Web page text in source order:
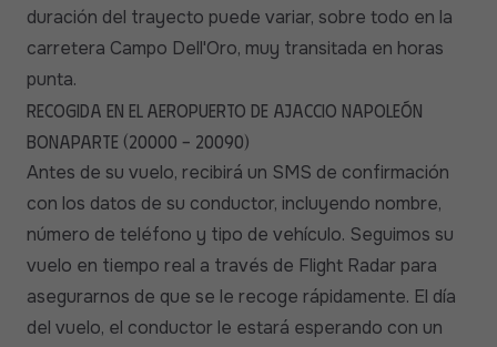
duración del trayecto puede variar, sobre todo en la
carretera Campo Dell'Oro, muy transitada en horas
punta.
Recogida en el aeropuerto de Ajaccio Napoleón
Bonaparte (20000 - 20090)
Antes de su vuelo, recibirá un SMS de confirmación
con los datos de su conductor, incluyendo nombre,
número de teléfono y tipo de vehículo. Seguimos su
vuelo en tiempo real a través de Flight Radar para
asegurarnos de que se le recoge rápidamente. El día
del vuelo, el conductor le estará esperando con un